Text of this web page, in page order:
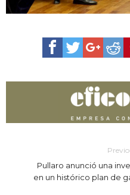
Pullaro anunció una
en un histórico plan de